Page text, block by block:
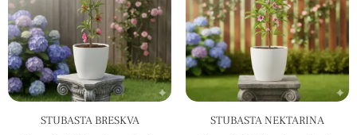
STUBASTA BRESKVA
STUBASTA NEKTARINA